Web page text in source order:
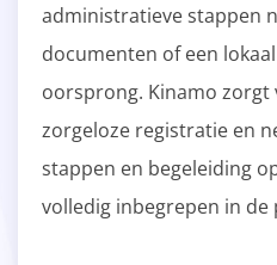
administratieve stappen
documenten of een
oorsprong. Kinamo zorgt
zorgeloze registratie en
stappen en begeleiding
volledig inbegrepen in de